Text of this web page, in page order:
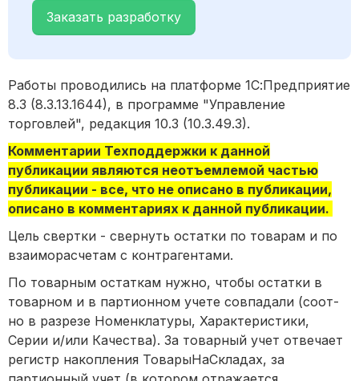
Заказать разработку
Работы проводились на платформе 1С:Предприятие
8.3 (8.3.13.1644), в программе "Управление
торговлей", редакция 10.3 (10.3.49.3).
Комментарии Техподдержки к данной
публикации являются неотъемлемой частью
публикации - все, что не описано в публикации,
описано в комментариях к данной публикации.
Цель свертки - свернуть остатки по товарам и по
взаиморасчетам с контрагентами.
По товарным остаткам нужно, чтобы остатки в
товарном и в партионном учете совпадали (соот-
но в разрезе Номенклатуры, Характеристики,
Серии и/или Качества). За товарный учет отвечает
регистр накопления ТоварыНаСкладах, за